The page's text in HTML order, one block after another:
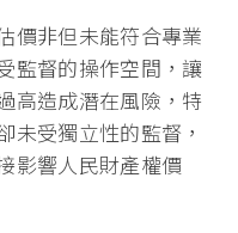
價非但未能符合專業
監督的操作空間，讓
高造成潛在風險，特
未受獨立性的監督，
影響人民財產權價